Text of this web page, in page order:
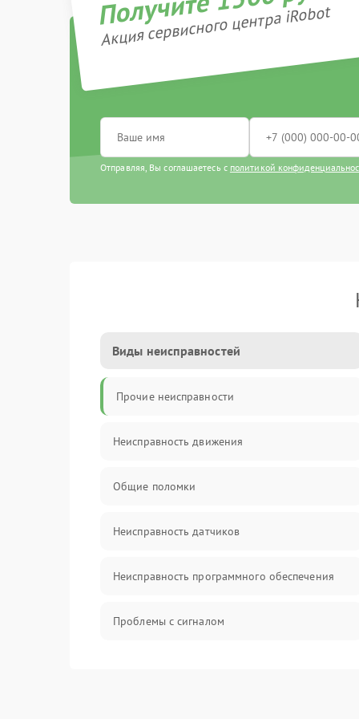
Акция сервисного центра iRobot
Отправляя, Вы соглашаетесь с политикой
Виды неисправностей
Прочие неисправности
Неисправность движения
Общие поломки
Неисправность датчиков
Неисправность программного обеспечения
Проблемы с сигналом